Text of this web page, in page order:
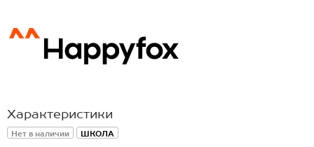
Характеристики
Нет в наличии ШКОЛА